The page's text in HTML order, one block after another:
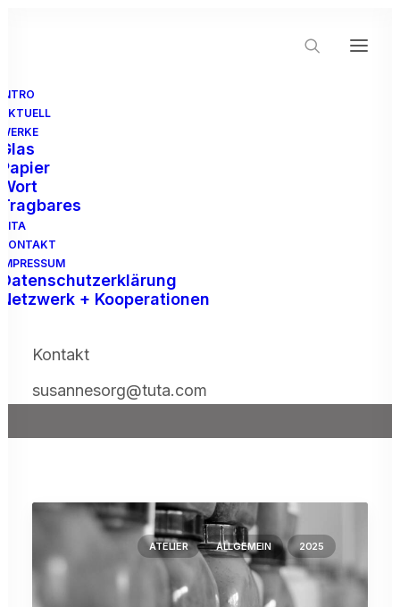
INTRO
AKTUELL
WERKE
Glas
Papier
Wort
Tragbares
VITA
KONTAKT
IMPRESSUM
Datenschutzerklärung
Netzwerk + Kooperationen
Kontakt
susannesorg@tuta.com
ATELIER ALLGEMEIN 2025